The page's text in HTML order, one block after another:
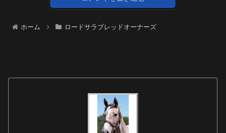
ホーム ロードサラブレッドオーナーズ